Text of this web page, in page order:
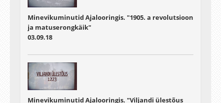
Minevikuminutid Ajalooringis. "1905. a revolutsioon
ja matuserongkäik"
03.09.18
Minevikuminutid Ajalooringis. "Viljandi ülestõus